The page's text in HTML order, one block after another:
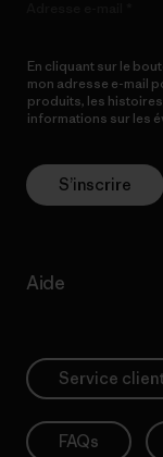
En cliquant sur le
mon adresse e-mail
produits, les histoires
informations sur les
S’inscrire
Aide
Service
FAQs